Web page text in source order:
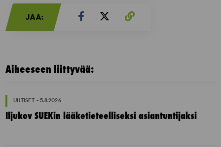
JAA:
Aiheeseen liittyvää:
UUTISET - 5.8.2026
Iljukov SUEKin lääketieteelliseksi asiantuntijaksi